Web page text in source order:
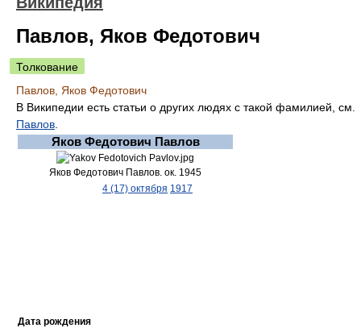
Павлов, Яков Федотович
Толкование
Павлов, Яков Федотович
В Википедии есть статьи о других людях с такой фамилией, см.
Павлов
Яков Федотович Павлов
Яков Федотович Павлов. ок. 1945
Дата рождения
4 (17) октября 1917